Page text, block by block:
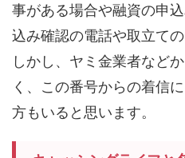
事がある場合や融資の申
込み確認の電話や取立ての
しかし、ヤミ金業者など
く、この番号からの着信
方もいると思います。